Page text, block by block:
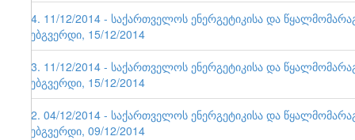
64. 11/12/2014 - საქართველოს ენერგეტიკისა და
ვებგვერდი, 15/12/2014
63. 11/12/2014 - საქართველოს ენერგეტიკისა და
ვებგვერდი, 15/12/2014
62. 04/12/2014 - საქართველოს ენერგეტიკისა და
ვებგვერდი, 09/12/2014